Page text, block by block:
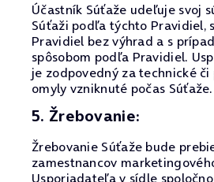
Účastník Súťaže udeľuje svoj
Súťaži podľa týchto Pravidiel,
Pravidiel bez výhrad a s
spôsobom podľa Pravidiel.
je zodpovedný za technické
omyly vzniknuté počas Súťaže.
5. Žrebovanie:
Žrebovanie Súťaže bude
zamestnancov
Usporiadateľa v sídle